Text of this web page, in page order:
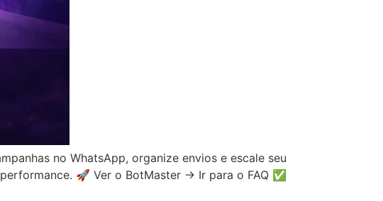
no WhatsApp, organize envios e escale seu
🚀 Ver o BotMaster → Ir para o FAQ ✅